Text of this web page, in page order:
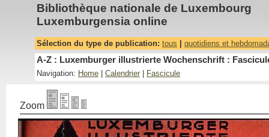
Bibliothèque nationale de Luxembourg
Luxemburgensia online
Sélection du type de publication: tous quotidiens et
A-Z : Luxemburger illustrierte Wochenschrift :
Navigation: Home Calendrier Fascicule
Zoom